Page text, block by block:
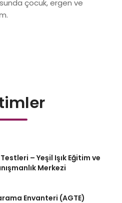
çocuk, ergen ve
– Yeşil Işık Eğitim ve
Merkezi
Envanteri (AGTE)